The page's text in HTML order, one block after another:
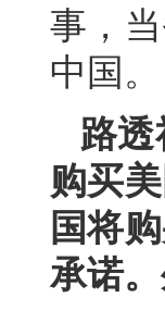
事，
中国。
路
购买
国将
承诺